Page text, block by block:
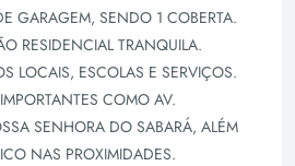
GARAGEM, SENDO 1 COBERTA.
RESIDENCIAL TRANQUILA.
LOCAIS, ESCOLAS E SERVIÇOS.
COMO AV.
SENHORA DO SABARÁ, ALÉM
NAS PROXIMIDADES.